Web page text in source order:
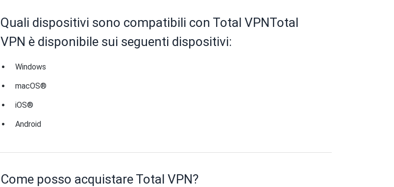
Quali dispositivi sono compatibili con Total VPNTotal
VPN è disponibile sui seguenti dispositivi:
Windows
macOS®
iOS®
Android
Come posso acquistare Total VPN?